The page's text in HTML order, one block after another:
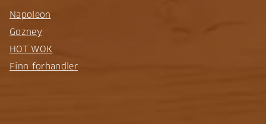
Napoleon
Gozney
HOT WOK
Finn forhandler